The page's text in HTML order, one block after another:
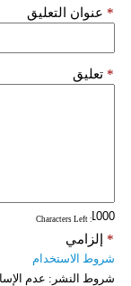
عنوان التعليق *
تعليق *
: Characters Left
إلزامي *
شروط الاستخدام
شروط النشر: عدم